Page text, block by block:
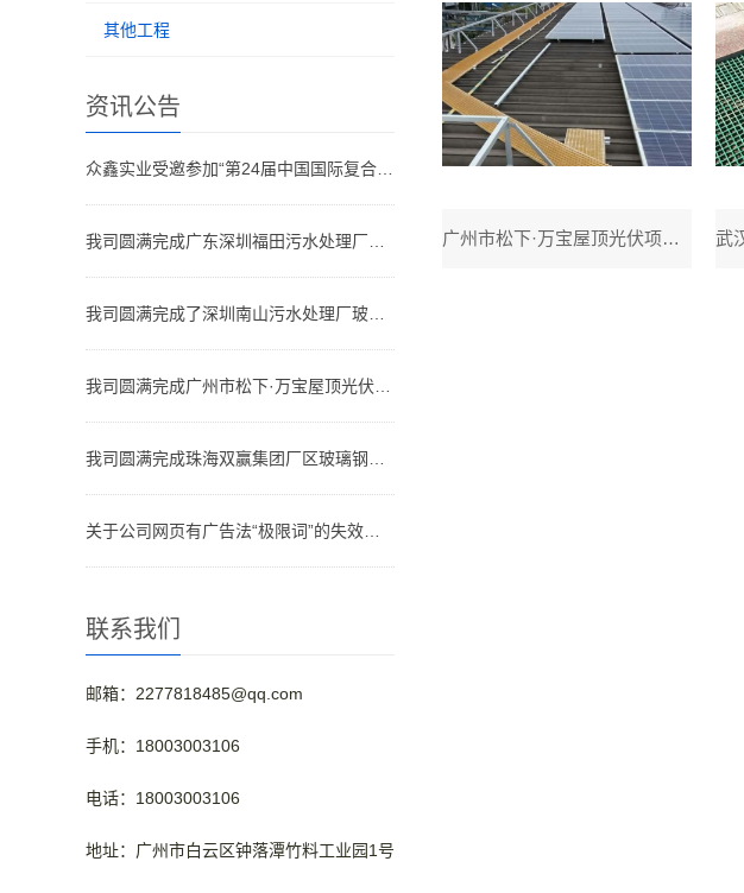
其他工程
资讯公告
联系我们
邮箱：2277818485@qq.com
手机：18003003106
电话：18003003106
地址：广州市白云区钟落潭竹料工业园1号
广州市松下·万宝屋顶光伏项目的玻璃钢格栅安装工程